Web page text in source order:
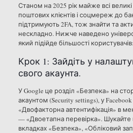
Станом на 2025 рік майже всі
поштових клієнтів і соцмереж до
підтримують 2FA, тож знайти та
нескладно. Нижче наведено
який підійде більшості користувачів:
Крок 1: Зайдіть у
свого акаунта.
У Google це розділ «Безпека» на
акаунтом (Security settings), у
«Двофакторна автентифікація» в
— «Двоетапна перевірка». Шукайте
вкладках «Безпека», «Обліковий